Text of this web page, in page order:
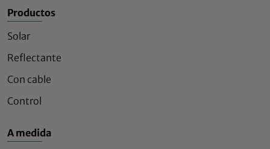
Productos
Solar
Reflectante
Con cable
Control
A medida